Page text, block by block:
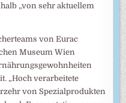
„von sehr aktuellem
von Eurac
Museum Wien
„Hoch verarbeitete
von Spezialprodukten